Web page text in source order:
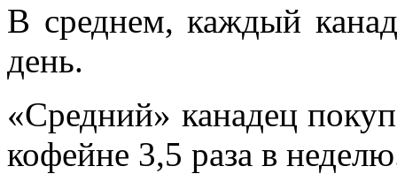
В среднем, каждый
день.
«Средний» канадец
кофейне 3,5 раза в